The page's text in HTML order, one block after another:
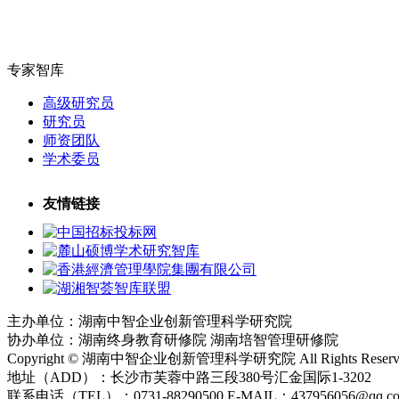
专家智库
高级研究员
研究员
师资团队
学术委员
友情链接
主办单位：湖南中智企业创新管理科学研究院
协办单位：湖南终身教育研修院 湖南培智管理研修院
Copyright © 湖南中智企业创新管理科学研究院 All Rights
地址（ADD）：长沙市芙蓉中路三段380号汇金国际1-3202
联系电话（TEL）：0731-88290500 E-MAIL：